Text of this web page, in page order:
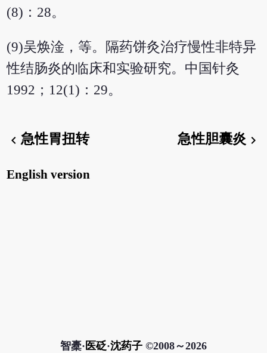
(8)：28。
(9)吴焕淦，等。隔药饼灸治疗慢性非特异
性结肠炎的临床和实验研究。中国针灸
1992；12(1)：29。
chevron_left急性胃扭转 急性胆囊炎chevron_right
English version
智橐· 医砭·沈药子 ©2008～2026